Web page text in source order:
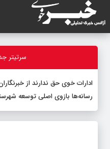
سرتیتر
ادارات خوی حق ندارند از
رسانه‌ها بازوی اصلی توسعه